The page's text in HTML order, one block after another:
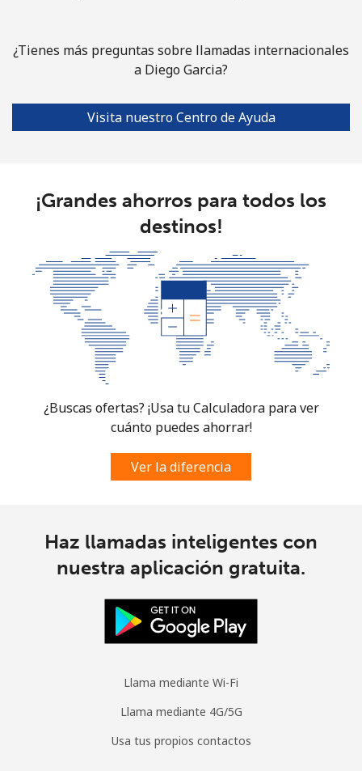
¿Tienes más preguntas sobre llamadas internacionales
a Diego Garcia?
Visita nuestro Centro de Ayuda
¡Grandes ahorros para todos los
destinos!
¿Buscas ofertas? ¡Usa tu Calculadora para ver
cuánto puedes ahorrar!
Ver la diferencia
Haz llamadas inteligentes con
nuestra aplicación gratuita.
Llama mediante Wi-Fi
Llama mediante 4G/5G
Usa tus propios contactos